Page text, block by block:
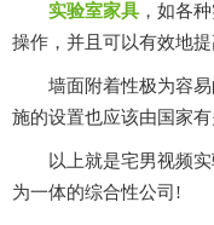
实验室家具 ，
操作，并且可以有效地提
墙面附着性极为容易的实
施的设置也应该由国家有关
以上就是宅男视频实验
为一体的综合性公司!